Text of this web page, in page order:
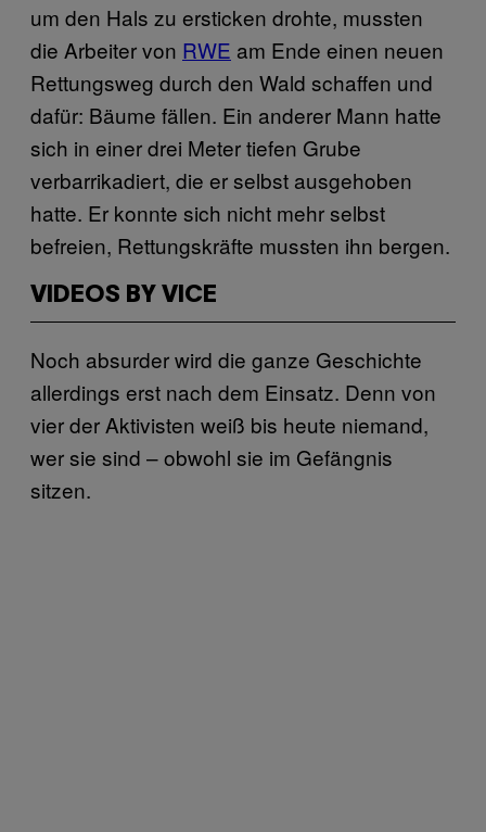
um den Hals zu ersticken drohte, mussten
die Arbeiter von RWE am Ende einen neuen
Rettungsweg durch den Wald schaffen und
dafür: Bäume fällen. Ein anderer Mann hatte
sich in einer drei Meter tiefen Grube
verbarrikadiert, die er selbst ausgehoben
hatte. Er konnte sich nicht mehr selbst
befreien, Rettungskräfte mussten ihn bergen.
VIDEOS BY VICE
Noch absurder wird die ganze Geschichte
allerdings erst nach dem Einsatz. Denn von
vier der Aktivisten weiß bis heute niemand,
wer sie sind – obwohl sie im Gefängnis
sitzen.